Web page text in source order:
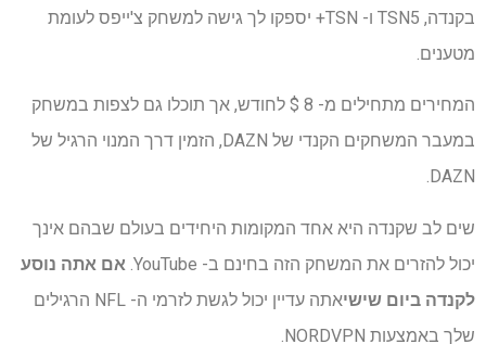
בקנדה, TSN5 ו- TSN+ יספקו לך גישה למשחק צ'ייפס לעומת
מטענים.
המחירים מתחילים מ- 8 $ לחודש, אך תוכלו גם לצפות במשחק
במעבר המשחקים הקנדי של DAZN, הזמין דרך המנוי הרגיל של
DAZN.
שים לב שקנדה היא אחד המקומות היחידים בעולם שבהם אינך
יכול להזרים את המשחק הזה בחינם ב- YouTube.
אם אתה נוסע
לקנדה ביום שישי
אתה עדיין יכול לגשת לזרמי ה- NFL הרגילים
שלך באמצעות NORDVPN.